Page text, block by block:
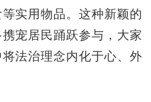
实用物品。这种新颖的
宠居民踊跃参与，大家
法治理念内化于心、外